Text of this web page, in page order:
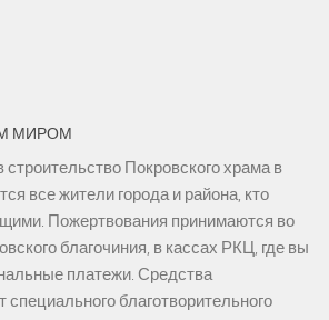
МИРОМ
строительство Покровского храма в
все жители города и района, кто
Пожертвования принимаются во
благочиния, в кассах РКЦ, где вы
платежи. Средства
специального благотворительного